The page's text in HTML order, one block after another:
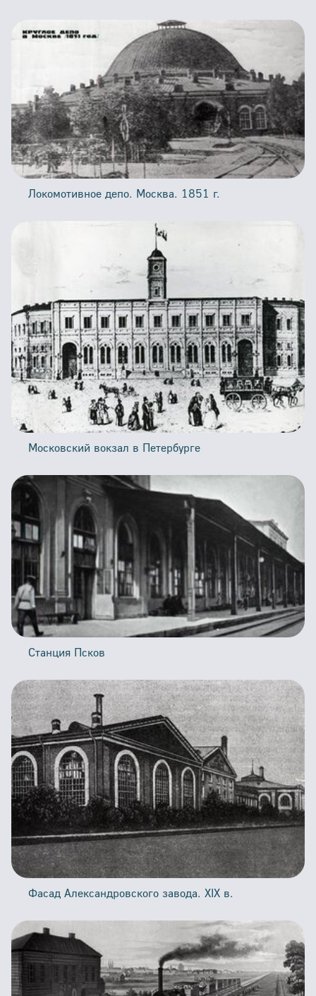
Локомотивное депо. Москва. 1851 г.
Московский вокзал в Петербурге
Станция Псков
Фасад Александровского завода. XIX в.